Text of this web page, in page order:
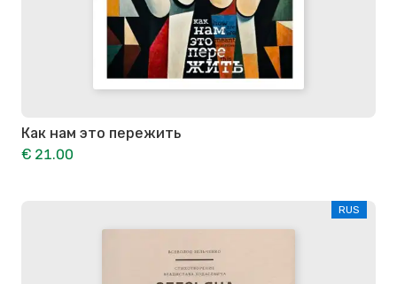
Как нам это пережить
€ 21.00
RUS